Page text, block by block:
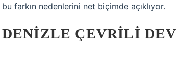
farkın nedenlerini net biçimde açıklıyor.
ÇEVRILI DEV